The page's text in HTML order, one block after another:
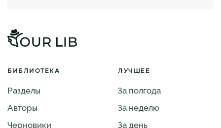
БИБЛИОТЕКА
Разделы
Авторы
Черновики
ЛУЧШЕЕ
За полгода
За неделю
За день